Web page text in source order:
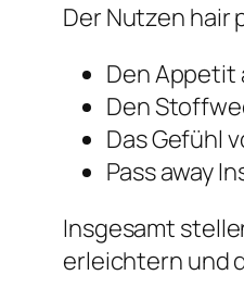
Der Nutzen hair
Den Appetit
Den
Das Gefühl
Pass away
Insgesamt
erleichtern und